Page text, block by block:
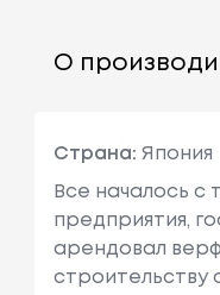
О
Страна: Япония
Все началось с
предприятия,
арендовал
строительству